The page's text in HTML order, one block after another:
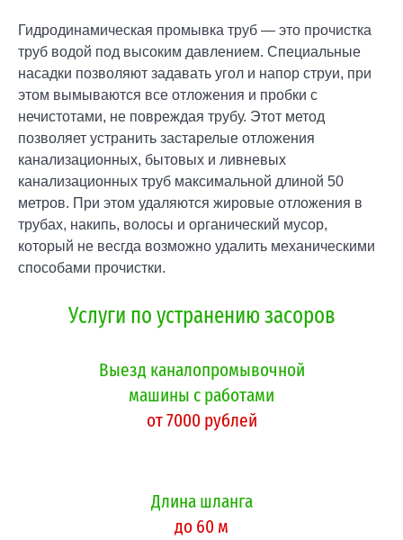
Гидродинамическая промывка труб — это прочистка
труб водой под высоким давлением. Cпециальные
насадки позволяют задавать угол и напор струи, при
этом вымываются все отложения и пробки с
нечистотами, не повреждая трубу. Этот метод
позволяет устранить застарелые отложения
канализационных, бытовых и ливневых
канализационных труб максимальной длиной 50
метров. При этом удаляются жировые отложения в
трубах, накипь, волосы и органический мусор,
который не весгда возможно удалить механическими
способами прочистки.
Услуги по устранению засоров
Выезд каналопромывочной
машины с работами
от 7000 рублей
Длина шланга
до 60 м